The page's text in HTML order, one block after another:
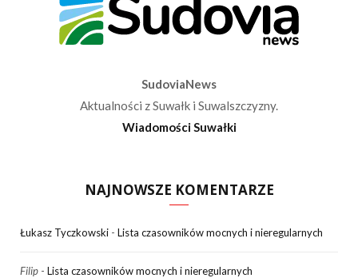
SudoviaNews
Aktualności z Suwałk i Suwalszczyzny.
Wiadomości Suwałki
NAJNOWSZE KOMENTARZE
Łukasz Tyczkowski - Lista czasowników mocnych i nieregularnych
Filip - Lista czasowników mocnych i nieregularnych